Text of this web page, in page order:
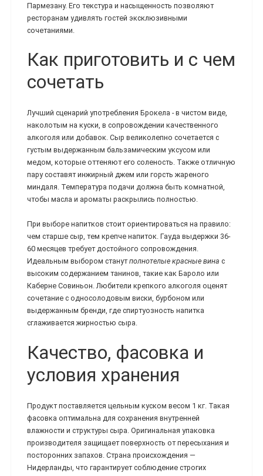
Пармезану. Его текстура и насыщенность позволяют
ресторанам удивлять гостей эксклюзивными
сочетаниями.
Как приготовить и с чем
сочетать
Лучший сценарий употребления Брокела - в чистом виде,
наколотым на куски, в сопровождении качественного
алкоголя или добавок. Сыр великолепно сочетается с
густым выдержанным бальзамическим уксусом или
медом, которые оттеняют его соленость. Также отличную
пару составят инжирный джем или горсть жареного
миндаля. Температура подачи должна быть комнатной,
чтобы масла и ароматы раскрылись полностью.
При выборе напитков стоит ориентироваться на правило:
чем старше сыр, тем крепче напиток. Гауда выдержки 36-
60 месяцев требует достойного сопровождения.
Идеальным выбором станутполнотелые красные вина с
высоким содержанием танинов, такие как Бароло или
Каберне Совиньон. Любители крепкого алкоголя оценят
сочетание с односолодовым виски, бурбоном или
выдержанным бренди, где спиртуозность напитка
сглаживается жирностью сыра.
Качество, фасовка и
условия хранения
Продукт поставляется цельным куском весом 1 кг. Такая
фасовка оптимальна для сохранения внутренней
влажности и структуры сыра. Оригинальная упаковка
производителя защищает поверхность от пересыхания и
посторонних запахов. Страна происхождения —
Нидерланды, что гарантирует соблюдение строгих